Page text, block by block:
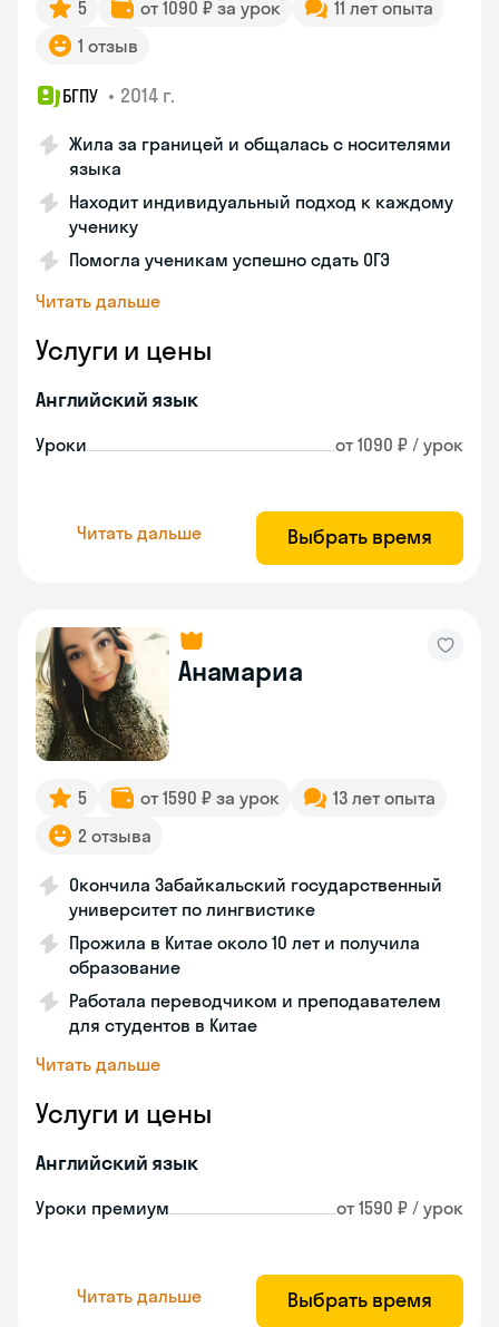
5 от 1090 ₽ за урок
11 лет опыта
1 отзыв
БГПУ • 2014 г.
Жила за границей и общалась с носителями
языка
Находит индивидуальный подход к каждому
ученику
Помогла ученикам успешно сдать ОГЭ
Читать дальше
Услуги и цены
Английский язык
Уроки от 1090 ₽ / урок
Читать дальше Выбрать время
Анамариа
5 от 1590 ₽ за урок
13 лет опыта
2 отзыва
Окончила Забайкальский государственный
университет по лингвистике
Прожила в Китае около 10 лет и получила
образование
Работала переводчиком и преподавателем
для студентов в Китае
Читать дальше
Услуги и цены
Английский язык
Уроки премиум от 1590 ₽ / урок
Читать дальше Выбрать время